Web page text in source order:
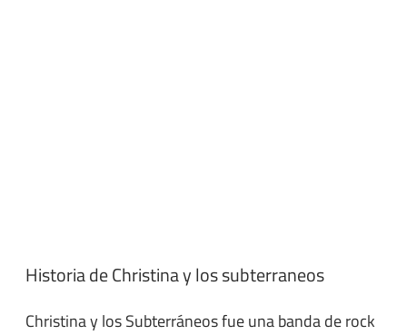
Historia de Christina y los subterraneos
Christina y los Subterráneos fue una banda de rock